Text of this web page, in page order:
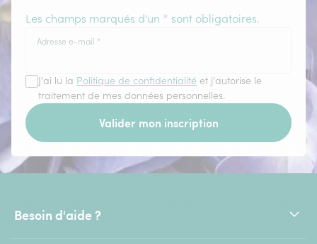
Les champs marqués d'un * sont obligatoires.
Adresse e-mail *
J'ai lu la Politique de confidentialité et j'autorise le
traitement de mes données personnelles.
Valider mon inscription
Besoin d'aide ?